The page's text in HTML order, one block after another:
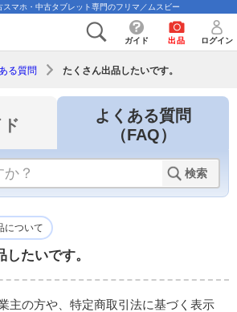
マホ・中古タブレット専門のフリマ／ムスビー
ガイド 出品 ログイン
る質問 たくさん出品したいです。
よくある質問
（FAQ）
検索
について
たいです。
主の方や、特定商取引法に基づく表示